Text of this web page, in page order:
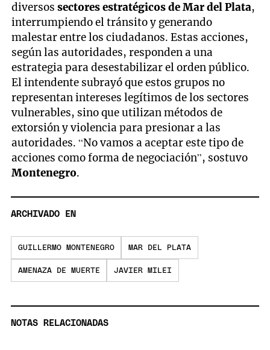
diversos sectores estratégicos de Mar del Plata,
interrumpiendo el tránsito y generando
malestar entre los ciudadanos. Estas acciones,
según las autoridades, responden a una
estrategia para desestabilizar el orden público.
El intendente subrayó que estos grupos no
representan intereses legítimos de los sectores
vulnerables, sino que utilizan métodos de
extorsión y violencia para presionar a las
autoridades. “No vamos a aceptar este tipo de
acciones como forma de negociación”, sostuvo
Montenegro.
ARCHIVADO EN
GUILLERMO MONTENEGRO MAR DEL PLATA
AMENAZA DE MUERTE JAVIER MILEI
NOTAS RELACIONADAS